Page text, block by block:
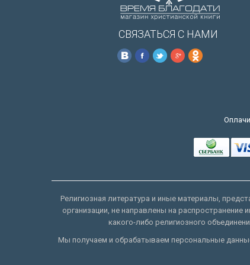
СВЯЗАТЬСЯ С НАМИ
Религиозная литература и иные материалы,
организации, не направлены на
какого-либо религиозного
Мы получаем и обрабатываем персональные